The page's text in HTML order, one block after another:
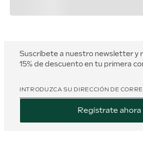
Suscríbete a nuestro newsletter y
15% de descuento en tu primera
INTRODUZCA SU DIRECCIÓN DE
Regístrate ahora